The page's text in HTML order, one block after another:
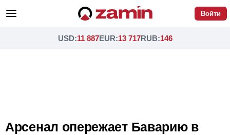
Войти
USD:11 887EUR:13 717RUB:146
Арсенал опережает Баварию в